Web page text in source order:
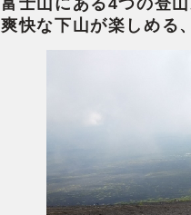
富士山にある4つの登
爽快な下山が楽しめる